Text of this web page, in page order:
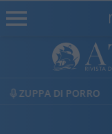
ECONOMIA